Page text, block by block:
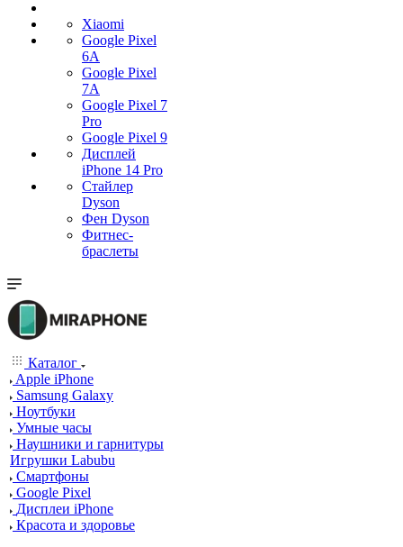
Xiaomi
Google Pixel
6A
Google Pixel
7А
Google Pixel 7
Pro
Google Pixel 9
Дисплей
iPhone 14 Pro
Стайлер
Dyson
Фен Dyson
Фитнес-
браслеты
Каталог
Apple iPhone
Samsung Galaxy
Ноутбуки
Умные часы
Наушники и гарнитуры
Игрушки Labubu
Смартфоны
Google Pixel
Дисплеи iPhone
Красота и здоровье